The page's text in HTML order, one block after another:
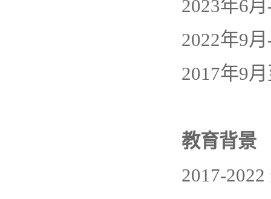
2023年6
2022年9
2017年9
教育背景
2017-